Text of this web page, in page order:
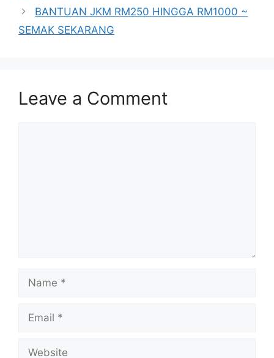
BANTUAN JKM RM250 HINGGA RM1000 ~
SEMAK SEKARANG
Leave a Comment